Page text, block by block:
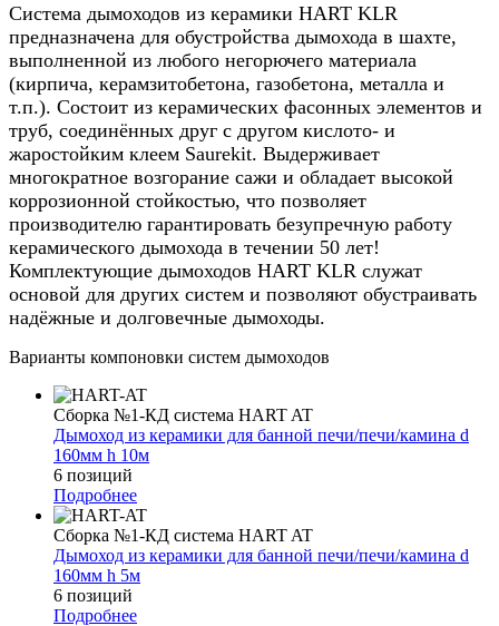
Система дымоходов из керамики HART KLR
предназначена для обустройства дымохода в шахте,
выполненной из любого негорючего материала
(кирпича, керамзитобетона, газобетона, металла и
т.п.). Состоит из керамических фасонных элементов и
труб, соединённых друг с другом кислото- и
жаростойким клеем Saurekit. Выдерживает
многократное возгорание сажи и обладает высокой
коррозионной стойкостью, что позволяет
производителю гарантировать безупречную работу
керамического дымохода в течении 50 лет!
Комплектующие дымоходов HART KLR служат
основой для других систем и позволяют обустраивать
надёжные и долговечные дымоходы.
Варианты компоновки систем дымоходов
Сборка №1-КД система HART AT
Дымоход из керамики для банной печи/печи/камина d
160мм h 10м
6 позиций
Подробнее
Сборка №1-КД система HART AT
Дымоход из керамики для банной печи/печи/камина d
160мм h 5м
6 позиций
Подробнее